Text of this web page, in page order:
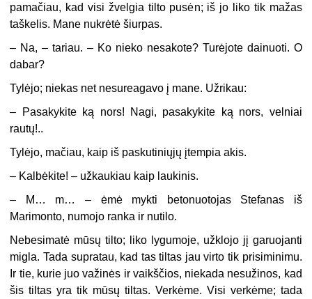
pamačiau, kad visi žvelgia tilto pusėn; iš jo liko tik mažas
taškelis. Mane nukrėtė šiurpas.
– Na, – tariau. – Ko nieko nesakote? Turėjote dainuoti. O
dabar?
Tylėjo; niekas net nesureagavo į mane. Užrikau:
– Pasakykite ką nors! Nagi, pasakykite ką nors, velniai
rautų!..
Tylėjo, mačiau, kaip iš paskutiniųjų įtempia akis.
– Kalbėkite! – užkaukiau kaip laukinis.
– M… m… – ėmė mykti betonuotojas Stefanas iš
Marimonto, numojo ranka ir nutilo.
Nebesimatė mūsų tilto; liko lygumoje, užklojo jį garuojanti
migla. Tada supratau, kad tas tiltas jau virto tik prisiminimu.
Ir tie, kurie juo važinės ir vaikščios, niekada nesužinos, kad
šis tiltas yra tik mūsų tiltas. Verkėme. Visi verkėme; tada